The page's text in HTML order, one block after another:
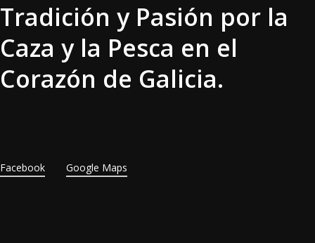
Tradición y Pasión por la
Caza y la Pesca en el
Corazón de Galicia.
Facebook Google Maps